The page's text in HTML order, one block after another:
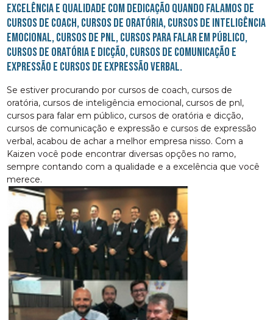
Excelência e qualidade com dedicação quando falamos de
cursos de coach, cursos de oratória, cursos de inteligência
emocional, cursos de pnl, cursos para falar em público,
cursos de oratória e dicção, cursos de comunicação e
expressão e cursos de expressão verbal.
Se estiver procurando por cursos de coach, cursos de
oratória, cursos de inteligência emocional, cursos de pnl,
cursos para falar em público, cursos de oratória e dicção,
cursos de comunicação e expressão e cursos de expressão
verbal, acabou de achar a melhor empresa nisso. Com a
Kaizen você pode encontrar diversas opções no ramo,
sempre contando com a qualidade e a excelência que você
merece.